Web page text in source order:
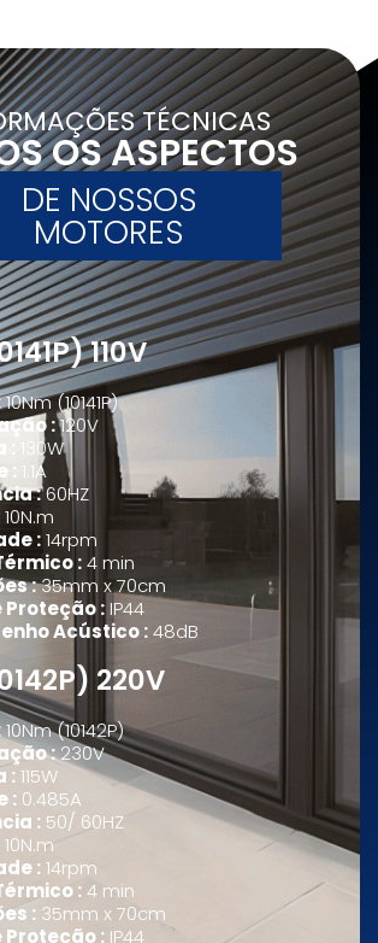
TÉCNICAS
OS ASPECTOS
DE NOSSOS
MOTORES
110V
10Nm (10141P)
:120V
: 130W
: 1.1A
:60HZ
10N.m
:14rpm
:4 min
:35mm x 70cm
Proteção :IP44
Acústico :48dB
220V
10Nm (10142P)
:230V
:115W
:0.485A
:50/ 60HZ
10N.m
:14rpm
:4 min
:35mm x 70cm
Proteção :IP44